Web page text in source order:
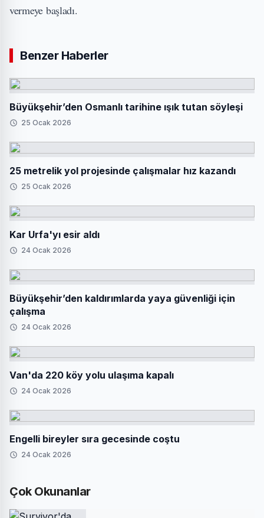
vermeye başladı.
Benzer Haberler
Büyükşehir’den Osmanlı tarihine ışık tutan söyleşi
25 Ocak 2026
25 metrelik yol projesinde çalışmalar hız kazandı
25 Ocak 2026
Kar Urfa'yı esir aldı
24 Ocak 2026
Büyükşehir’den kaldırımlarda yaya güvenliği için
çalışma
24 Ocak 2026
Van'da 220 köy yolu ulaşıma kapalı
24 Ocak 2026
Engelli bireyler sıra gecesinde coştu
24 Ocak 2026
Çok Okunanlar